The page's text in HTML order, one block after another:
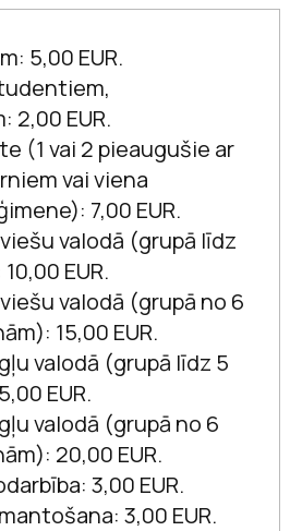
muzejs
pa
30 dec 2026klausās
5,00 EUR.
2,00 EUR.
(1 vai 2 pieaugušie ar
vai viena
7,00 EUR.
valodā (grupā līdz
EUR.
valodā (grupā no 6
15,00 EUR.
valodā (grupā līdz 5
EUR.
valodā (grupā no 6
20,00 EUR.
3,00 EUR.
3,00 EUR.